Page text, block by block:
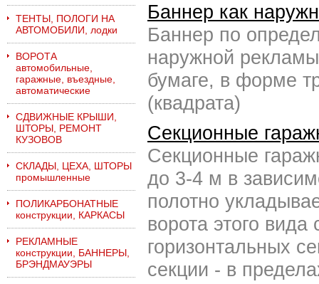
ТЕНТЫ, ПОЛОГИ НА
АВТОМОБИЛИ, лодки
ВОРОТА
автомобильные,
гаражные, въездные,
автоматические
СДВИЖНЫЕ КРЫШИ,
ШТОРЫ, РЕМОНТ
КУЗОВОВ
СКЛАДЫ, ЦЕХА, ШТОРЫ
промышленные
ПОЛИКАРБОНАТНЫЕ
конструкции, КАРКАСЫ
РЕКЛАМНЫЕ
конструкции, БАННЕРЫ,
БРЭНДМАУЭРЫ
Баннер как
Баннер по
наружной
бумаге, в форме
(квадрата)
Секционные
Секционные
до 3-4 м в
полотно
ворота этого
горизонтальных
секции - в